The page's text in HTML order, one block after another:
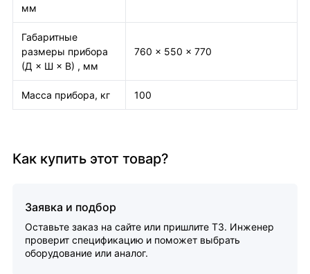
мм
Габаритные
размеры прибора
(Д × Ш × В) , мм
760 × 550 × 770
Масса прибора, кг 100
Как купить этот товар?
Заявка и подбор
Оставьте заказ на сайте или пришлите ТЗ. Инженер
проверит спецификацию и поможет выбрать
оборудование или аналог.